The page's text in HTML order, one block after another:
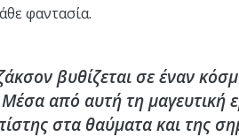
φαντασία.
βυθίζεται σε έναν
από αυτή τη μαγευτική
στα θαύματα και της